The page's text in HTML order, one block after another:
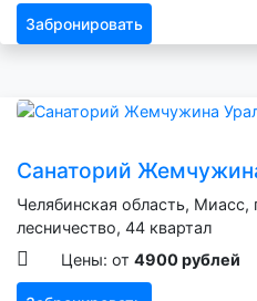
Забронировать
Санаторий
Челябинская область, Миасс,
лесничество, 44 квартал
Цены: от 4900 рублей